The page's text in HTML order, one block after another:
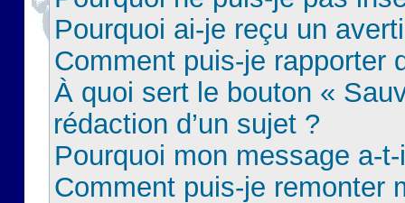
Pourquoi ai-je reçu un
Comment puis-je rapporter
À quoi sert le bouton «
rédaction d’un sujet ?
Pourquoi mon message a-
Comment puis-je remonter